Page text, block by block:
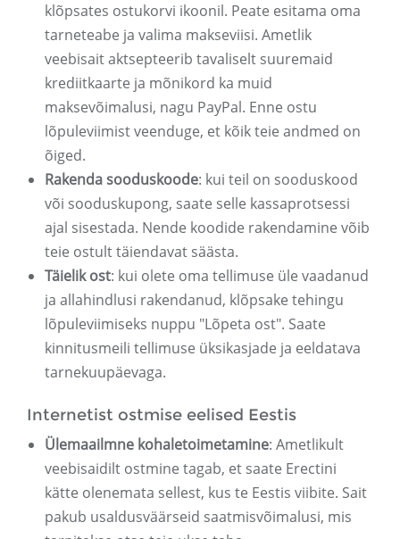
klõpsates ostukorvi ikoonil. Peate esitama oma
tarneteabe ja valima makseviisi. Ametlik
veebisait aktsepteerib tavaliselt suuremaid
krediitkaarte ja mõnikord ka muid
maksevõimalusi, nagu PayPal. Enne ostu
lõpuleviimist veenduge, et kõik teie andmed on
õiged.
Rakenda sooduskoode: kui teil on sooduskood
või sooduskupong, saate selle kassaprotsessi
ajal sisestada. Nende koodide rakendamine võib
teie ostult täiendavat säästa.
Täielik ost: kui olete oma tellimuse üle vaadanud
ja allahindlusi rakendanud, klõpsake tehingu
lõpuleviimiseks nuppu "Lõpeta ost". Saate
kinnitusmeili tellimuse üksikasjade ja eeldatava
tarnekuupäevaga.
Internetist ostmise eelised Eestis
Ülemaailmne kohaletoimetamine: Ametlikult
veebisaidilt ostmine tagab, et saate Erectini
kätte olenemata sellest, kus te Eestis viibite. Sait
pakub usaldusväärseid saatmisvõimalusi, mis